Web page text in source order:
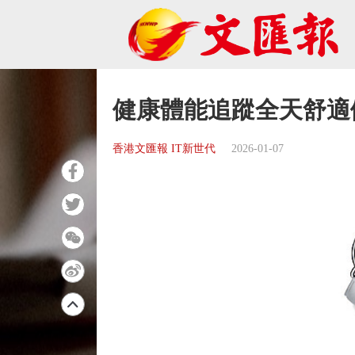
健康體能追蹤全天舒
香港文匯報 IT新世代 2026-01-07